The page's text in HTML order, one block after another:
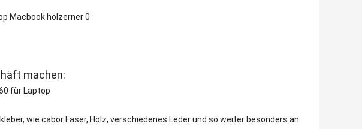
machen:
für Laptop
wie cabor Faser, Holz, verschiedenes Leder und so weiter besonders an